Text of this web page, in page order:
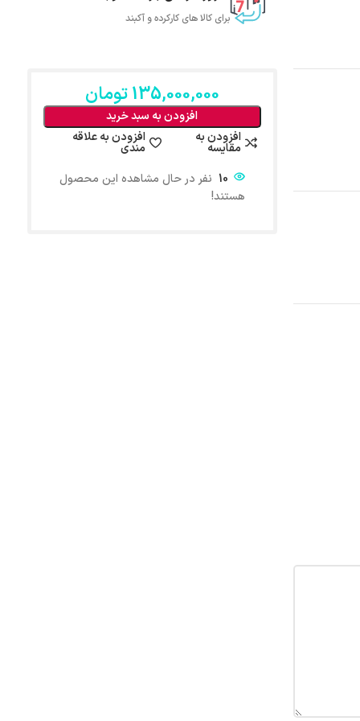
برای کالا های کارکرده و آکبند
135,000,000تومان
افزودن به سبد خرید
افزودن به
مقایسه
افزودن به علاقه
مندی
10 نفر در حال مشاهده این محصول
هستند!